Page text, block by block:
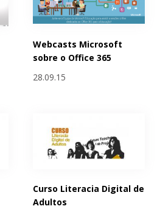
Webcasts Microsoft
sobre o Office 365
28.09.15
Curso Literacia Digital de
Adultos